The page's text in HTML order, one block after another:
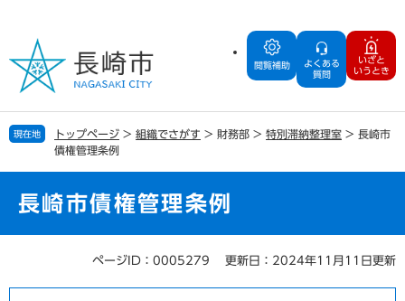
の
で
す
ー
ば
し
閲覧補助
よくある
質問
いざと
いうとき
現在地 トップページ > 組織でさがす > 財務部 > 特別滞納整理室 > 長崎市
債権管理条例
長崎市債権管理条例
ページID：0005279 更新日：2024年11月11日更新